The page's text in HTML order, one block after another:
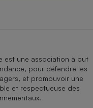
est une association à but
pour défendre les
et promouvoir une
et respectueuse des